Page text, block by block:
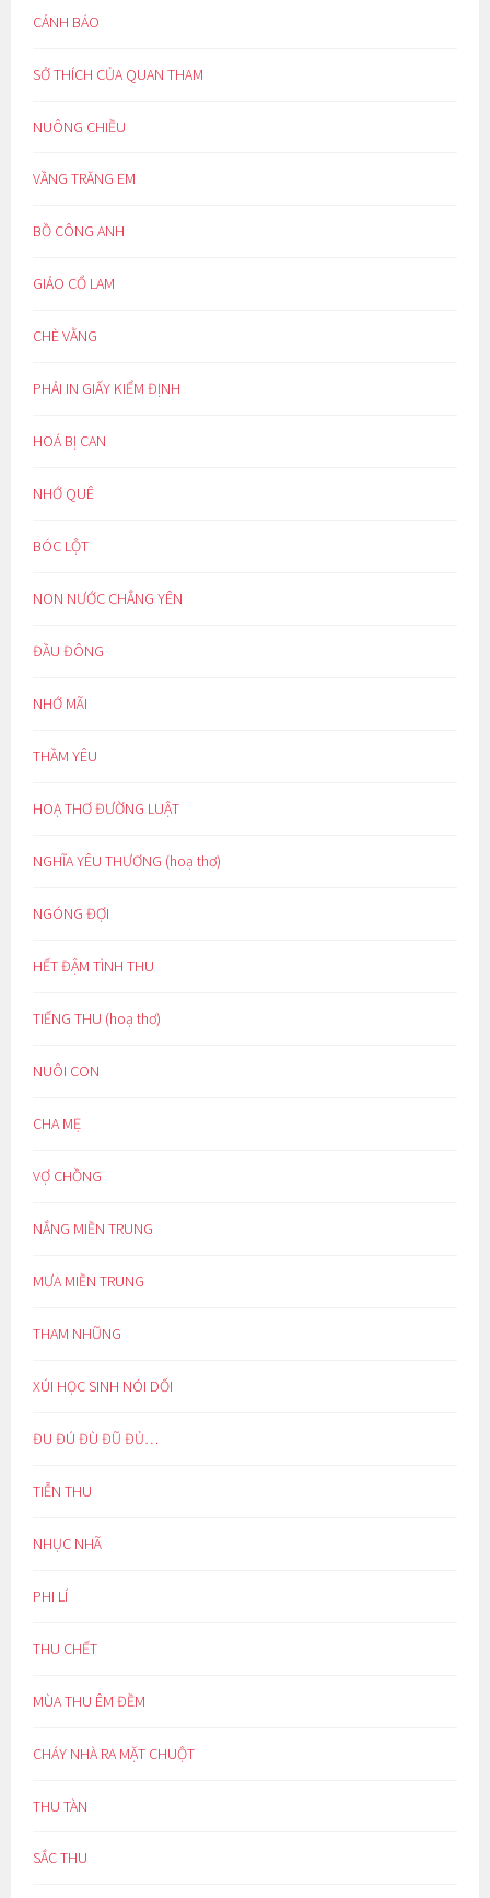
CẢNH BÁO
SỞ THÍCH CỦA QUAN THAM
NUÔNG CHIỀU
VẦNG TRĂNG EM
BỒ CÔNG ANH
GIẢO CỔ LAM
CHÈ VẰNG
PHẢI IN GIẤY KIỂM ĐỊNH
HOÁ BỊ CAN
NHỚ QUÊ
BÓC LỘT
NON NƯỚC CHẲNG YÊN
ĐẦU ĐÔNG
NHỚ MÃI
THẦM YÊU
HOẠ THƠ ĐƯỜNG LUẬT
NGHĨA YÊU THƯƠNG (hoạ thơ)
NGÓNG ĐỢI
HẾT ĐẬM TÌNH THU
TIẾNG THU (hoạ thơ)
NUÔI CON
CHA MẸ
VỢ CHỒNG
NẮNG MIỀN TRUNG
MƯA MIỀN TRUNG
THAM NHŨNG
XÚI HỌC SINH NÓI DỐI
ĐU ĐÚ ĐÙ ĐŨ ĐỦ…
TIỄN THU
NHỤC NHÃ
PHI LÍ
THU CHẾT
MÙA THU ÊM ĐỀM
CHÁY NHÀ RA MẶT CHUỘT
THU TÀN
SẮC THU